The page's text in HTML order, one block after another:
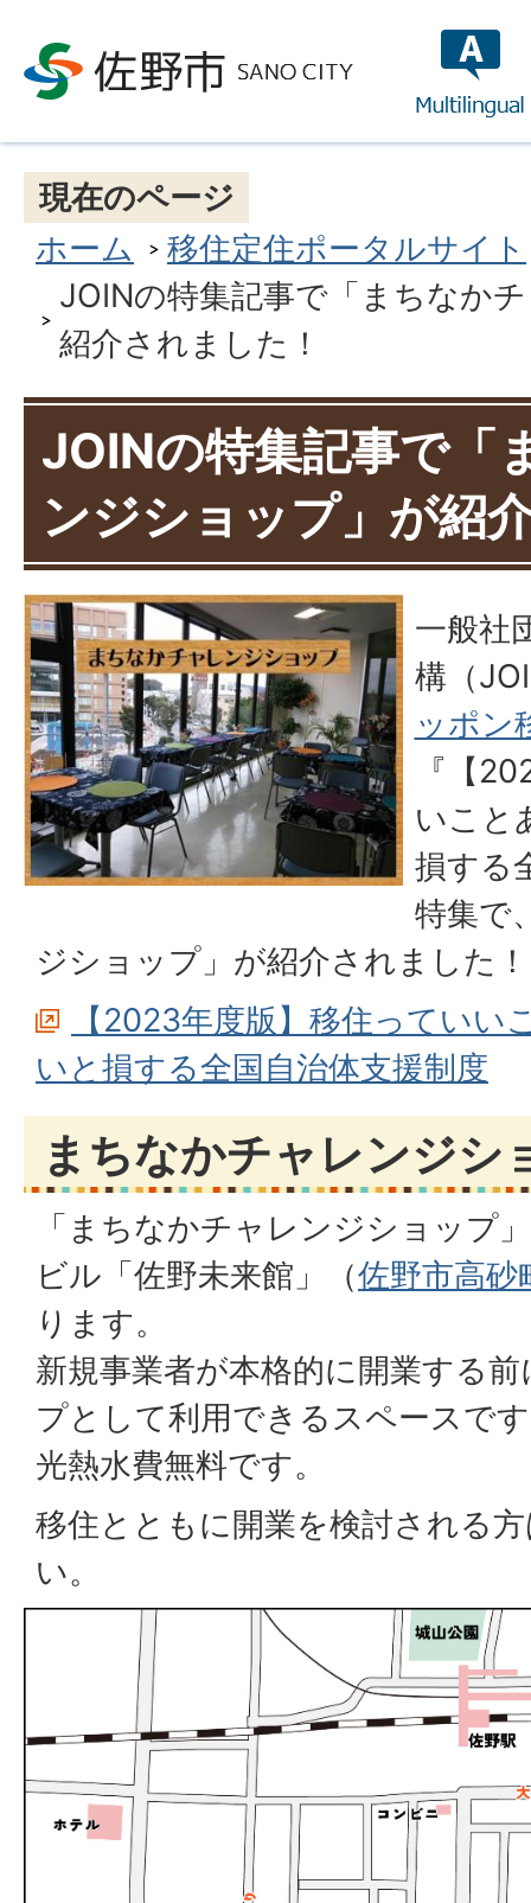
現在のページ
ホーム
移住定住ポータルサイト
JOINの特集記事で「まちなか
紹介されました！
JOINの特集記事で「
ンジショップ」が紹
一般社
構（
ッポン
『【
いこと
損する
特集で
ジショップ」が紹介されました！
【2023年度版】移住っていい
いと損する全国自治体支援制度
まちなかチャレンジシ
「まちなかチャレンジショップ
ビル「佐野未来館」（佐野市高
ります。
新規事業者が本格的に開業する
プとして利用できるスペースで
光熱水費無料です。
移住とともに開業を検討される
い。